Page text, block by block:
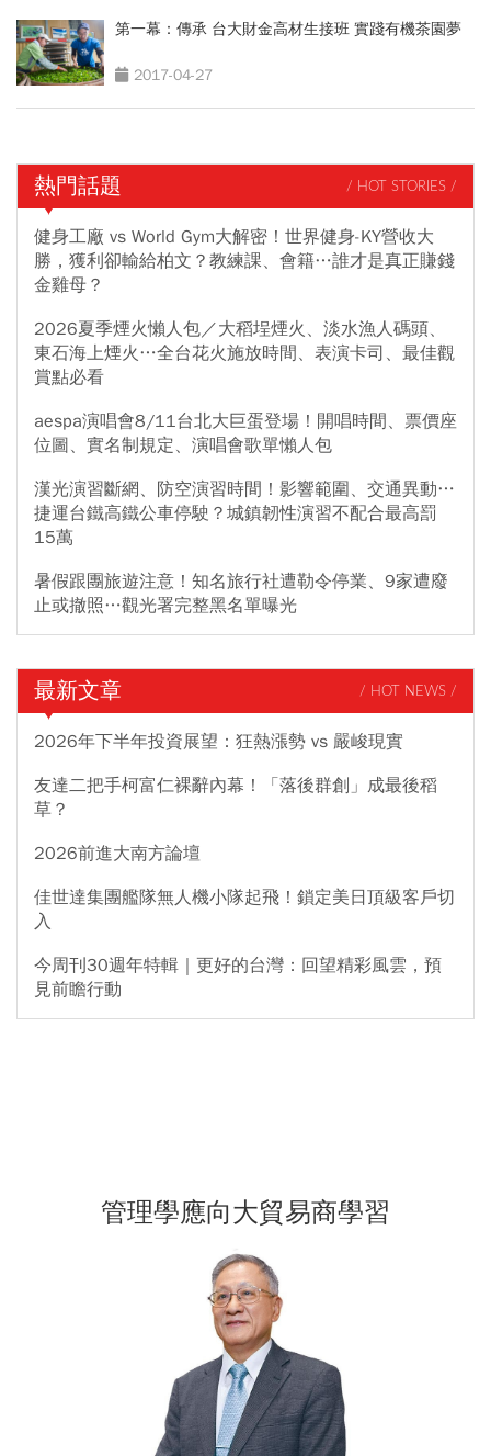
第一幕：傳承 台大財金高材生接班 實踐有機茶園夢
2017-04-27
熱門話題 / HOT STORIES /
健身工廠 vs World Gym大解密！世界健身-KY營收大
勝，獲利卻輸給柏文？教練課、會籍…誰才是真正賺錢
金雞母？
2026夏季煙火懶人包／大稻埕煙火、淡水漁人碼頭、
東石海上煙火…全台花火施放時間、表演卡司、最佳觀
賞點必看
aespa演唱會8/11台北大巨蛋登場！開唱時間、票價座
位圖、實名制規定、演唱會歌單懶人包
漢光演習斷網、防空演習時間！影響範圍、交通異動…
捷運台鐵高鐵公車停駛？城鎮韌性演習不配合最高罰
15萬
暑假跟團旅遊注意！知名旅行社遭勒令停業、9家遭廢
止或撤照…觀光署完整黑名單曝光
最新文章 / HOT NEWS /
2026年下半年投資展望：狂熱漲勢 vs 嚴峻現實
友達二把手柯富仁裸辭內幕！「落後群創」成最後稻
草？
2026前進大南方論壇
佳世達集團艦隊無人機小隊起飛！鎖定美日頂級客戶切
入
今周刊30週年特輯｜更好的台灣：回望精彩風雲，預
見前瞻行動
管理學應向大貿易商學習